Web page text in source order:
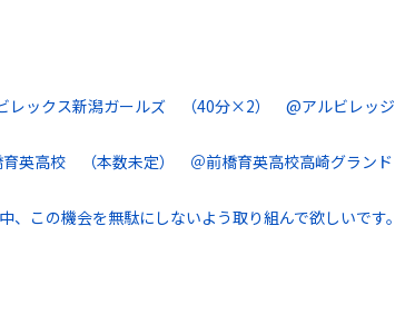
ックス新潟ガールズ （40分×2） @アルビレッジ
英高校 （本数未定） ＠前橋育英高校高崎グランド
、この機会を無駄にしないよう取り組んで欲しいです。